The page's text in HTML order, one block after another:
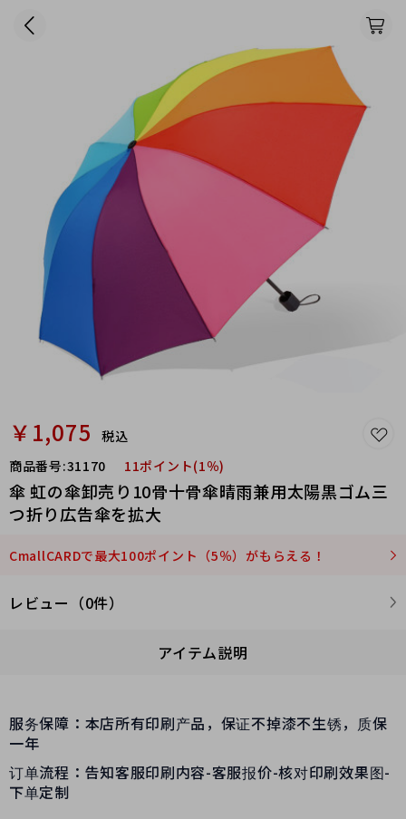
￥1,075
税込
商品番号:31170 11ポイント(1％)
傘 虹の傘卸売り10骨十骨傘晴雨兼用太陽黒ゴム三
つ折り広告傘を拡大
CmallCARDで最大100ポイント（5％）がもらえる！
レビュー（0件）
アイテム説明
服务保障：本店所有印刷产品，保证不掉漆不生锈，质保
一年
订单流程：告知客服印刷内容-客服报价-核对印刷效果图-
下单定制